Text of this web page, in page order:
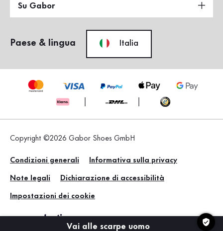
Vai alle scarpe uomo
Su Gabor
Paese & lingua Italia
Copyright ©2026 Gabor Shoes GmbH
Condizioni generali Informativa sulla privacy
Note legali Dichiarazione di accessibilità
Impostazioni dei cookie